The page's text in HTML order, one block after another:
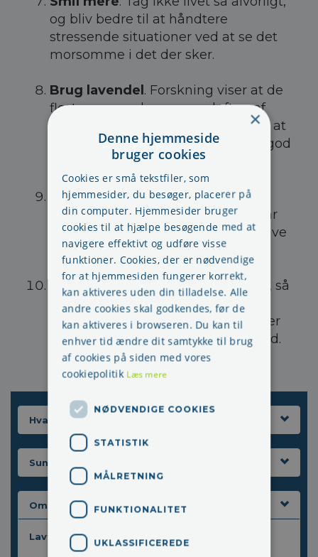
og bliv bedre til at håndtere
stressende situationer ved at se det
morsomme i det der sker.
Brug lavendel . Forskning viser at de
fleste mennesker synes, duften af
lavendel er særlig afslappende, og at
den også hjælper dem til at få en god
nats søvn.
Træn kroppen. Træning øger
produktionen af endorfiner, som får
dig til at føle dig bedre tilpas og blive
mere afslappet.
Kig på himmelen. Er det godt vejr, så
læg dig på græsset, se op på den
klare himmel, og lad positive tanker
og billeder drive igennem dit hoved.
Hvad kan du gøre
Sundhedsfremme
Om sygdom og levealder
Lavt sygefravær i Danmark
×
Denne hjemmeside
bruger cookies
Cookies er små tekstfiler, som
hjemmesider, du besøger, placerer på
din computer. Hjemmesider bruger
cookies til at hjælpe besøgende med at
navigere effektivt og udføre visse
funktioner. Cookies, der er nødvendige
for at hjemmesiden fungerer korrekt,
kan aktiveres uden din tilladelse. Alle
andre cookies skal godkendes, før de
kan aktiveres i browseren. Du kan til
enhver tid ændre dit samtykke til brug
af cookies på siden med vores
cookiepolitik Læs mere
NØDVENDIGE COOKIES
STATISTIK
MÅLRETNING
FUNKTIONALITET
UKLASSIFICEREDE